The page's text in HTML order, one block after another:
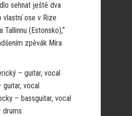
sehnat ještě dva
vlastní ose v Rize
Tallinnu (Estonsko),“
zpěvák Míra.
– guitar, vocal
guitar, vocal
– bassguitar, vocal
drums